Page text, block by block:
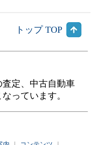
トップ TOP
定、中古自動車
っています。